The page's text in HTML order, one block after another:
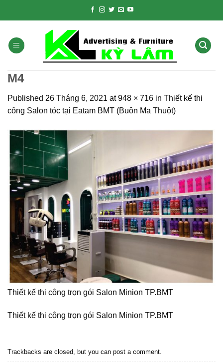
M4
Published 26 Tháng 6, 2021 at948 × 716 in Thiết kế thi
công Salon tóc tại Eatam BMT (Buôn Ma Thuột)
Thiết kế thi công trọn gói Salon Minion TP.BMT
Thiết kế thi công trọn gói Salon Minion TP.BMT
Trackbacks are closed, but you can post a comment.